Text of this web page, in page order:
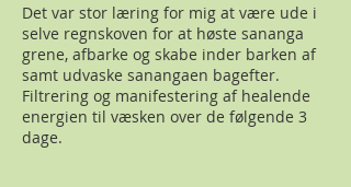
Det var stor læring for mig at være ude i
selve regnskoven for at høste sananga
grene, afbarke og skabe inder barken af
samt udvaske sanangaen bagefter.
Filtrering og manifestering af healende
energien til væsken over de følgende 3
dage.